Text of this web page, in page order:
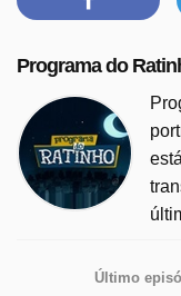
Programa do
Último